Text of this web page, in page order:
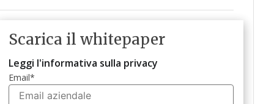
Scarica il whitepaper
Leggi l'informativa sulla privacy
Email*